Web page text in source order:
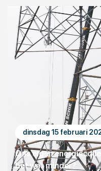
dinsdag 15 februari
Ons eigen
het wat minder?